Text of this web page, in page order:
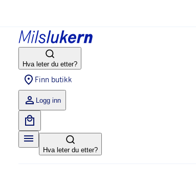
Hva leter du etter?
Finn butikk
Logg inn
Hva leter du etter?